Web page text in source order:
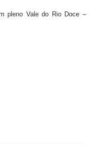
pleno Vale do Rio Doce –